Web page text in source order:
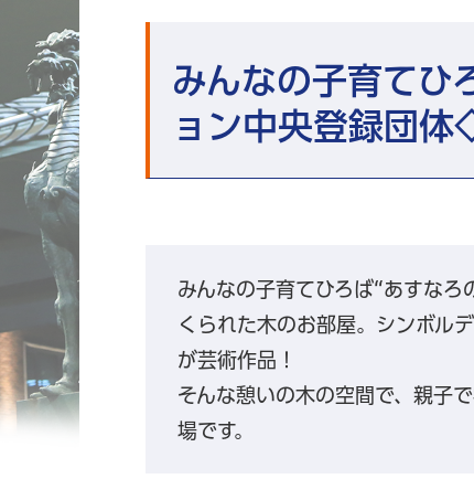
みんなの子育てひ
ョン中央登録団
みんなの子育てひろば“あすなろ
くられた木のお部屋。シンボル
が芸術作品！
そんな憩いの木の空間で、親子
場です。